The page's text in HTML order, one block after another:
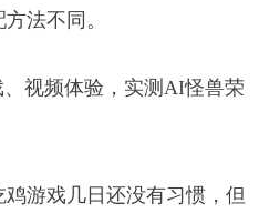
法不同。
游戏几日还没有习惯，但